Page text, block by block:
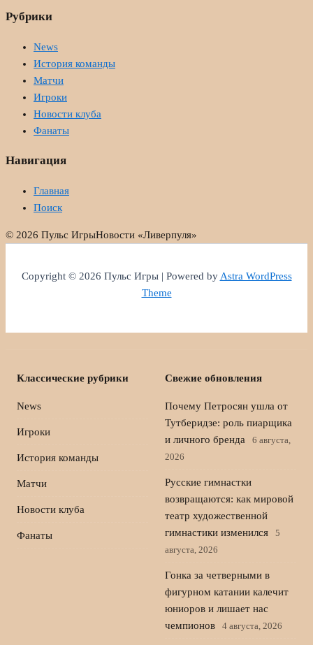
Рубрики
News
История команды
Матчи
Игроки
Новости клуба
Фанаты
Навигация
Главная
Поиск
© 2026 Пульс ИгрыНовости «Ливерпуля»
Copyright © 2026 Пульс Игры | Powered byAstra WordPress
Theme
Классические рубрики
News
Игроки
История команды
Матчи
Новости клуба
Фанаты
Свежие обновления
Почему Петросян ушла от
Тутберидзе: роль пиарщика
и личного бренда
6 августа,
2026
Русские гимнастки
возвращаются: как мировой
театр художественной
гимнастики изменился
5
августа, 2026
Гонка за четверными в
фигурном катании калечит
юниоров и лишает нас
чемпионов
4 августа, 2026